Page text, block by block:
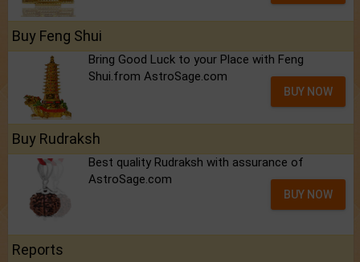
Buy Feng Shui
Bring Good Luck to your Place with Feng
Shui.from AstroSage.com
BUY NOW
Buy Rudraksh
Best quality Rudraksh with assurance of
AstroSage.com
BUY NOW
Reports